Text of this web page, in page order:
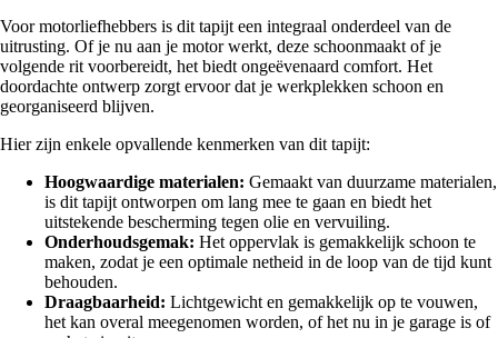
Voor motorliefhebbers is dit tapijt een integraal onderdeel van de
uitrusting. Of je nu aan je motor werkt, deze schoonmaakt of je
volgende rit voorbereidt, het biedt ongeëvenaard comfort. Het
doordachte ontwerp zorgt ervoor dat je werkplekken schoon en
georganiseerd blijven.
Hier zijn enkele opvallende kenmerken van dit tapijt:
Hoogwaardige materialen: Gemaakt van duurzame materialen,
is dit tapijt ontworpen om lang mee te gaan en biedt het
uitstekende bescherming tegen olie en vervuiling.
Onderhoudsgemak: Het oppervlak is gemakkelijk schoon te
maken, zodat je een optimale netheid in de loop van de tijd kunt
behouden.
Draagbaarheid: Lichtgewicht en gemakkelijk op te vouwen,
het kan overal meegenomen worden, of het nu in je garage is of